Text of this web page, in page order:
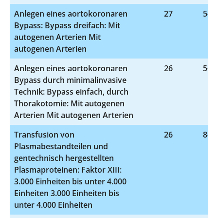
Anlegen eines aortokoronaren
Bypass: Bypass dreifach: Mit
autogenen Arterien Mit
autogenen Arterien
27 5-
Anlegen eines aortokoronaren
Bypass durch minimalinvasive
Technik: Bypass einfach, durch
Thorakotomie: Mit autogenen
Arterien Mit autogenen Arterien
26 5-
Transfusion von
Plasmabestandteilen und
gentechnisch hergestellten
Plasmaproteinen: Faktor XIII:
3.000 Einheiten bis unter 4.000
Einheiten 3.000 Einheiten bis
unter 4.000 Einheiten
26 8-